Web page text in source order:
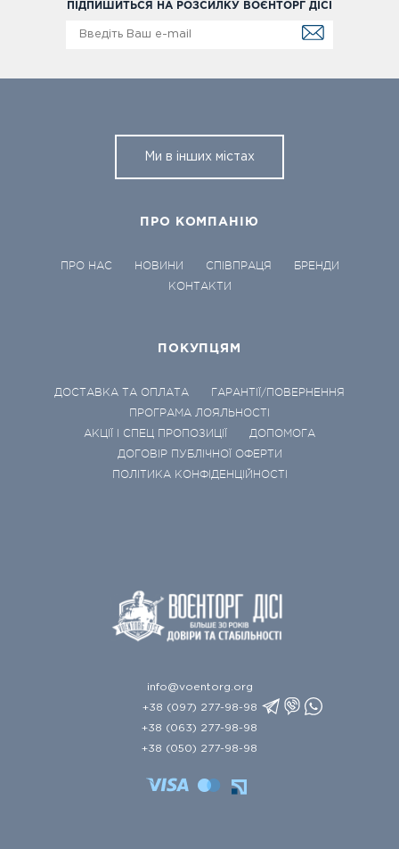
ПІДПИШИТЬСЯ НА РОЗСИЛКУ ВОЄНТОРГ ДІСІ
Ми в інших містах
ПРО КОМПАНІЮ
ПРО НАС НОВИНИ СПІВПРАЦЯ
БРЕНДИ
КОНТАКТИ
ПОКУПЦЯМ
ДОСТАВКА ТА ОПЛАТА
ГАРАНТІЇ/ПОВЕРНЕННЯ
ПРОГРАМА ЛОЯЛЬНОСТІ
АКЦІЇ І СПЕЦ ПРОПОЗИЦІЇ
ДОПОМОГА
ДОГОВІР ПУБЛІЧНОЇ ОФЕРТИ
ПОЛІТИКА КОНФІДЕНЦІЙНОСТІ
info@voentorg.org
+38 (097) 277-98-98
+38 (063) 277-98-98
+38 (050) 277-98-98